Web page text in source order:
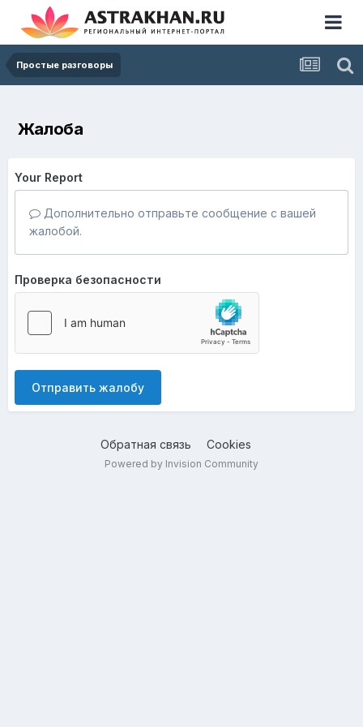
Простые разговоры
Жалоба
Your Report
Дополнительно отправьте сообщение с вашей
жалобой.
Проверка безопасности
Отправить жалобу
Обратная связь Cookies
Powered by Invision Community